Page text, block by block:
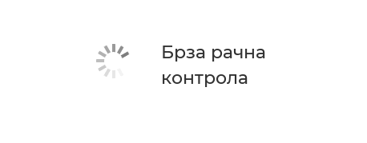
Брза рачна
контрола